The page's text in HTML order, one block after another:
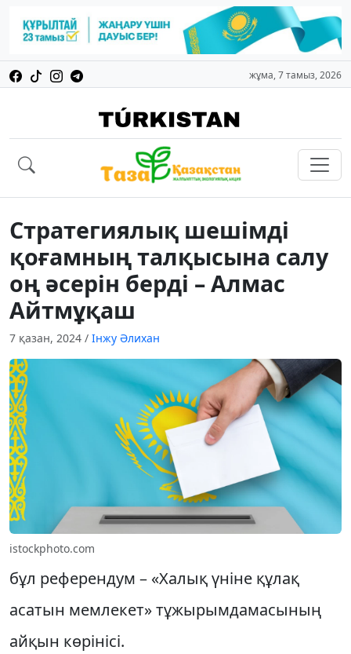
жұма, 7 тамыз, 2026
Стратегиялық шешімді
қоғамның талқысына салу
оң әсерін берді – Алмас
Айтмұқаш
7 қазан, 2024 / Інжу Әлихан
istockphoto.com
бұл референдум – «Халық үніне құлақ
асатын мемлекет» тұжырымдамасының
айқын көрінісі.